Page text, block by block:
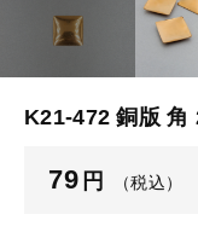
K21-472 銅版 角
79 円 （税込）
【はめこみパー
【表金具】 皿
【表金具】 浅
【
【
在庫あり